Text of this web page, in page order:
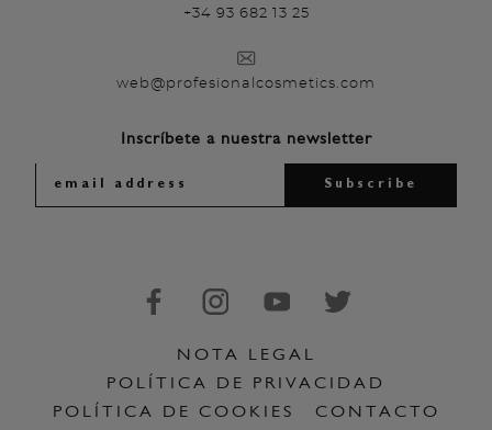
+34 93 682 13 25
web@profesionalcosmetics.com
Inscríbete a nuestra newsletter
NOTA LEGAL
POLÍTICA DE PRIVACIDAD
POLÍTICA DE COOKIES
CONTACTO